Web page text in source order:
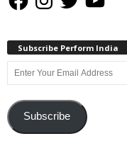
Subscribe Perform India
Enter
Your
AddressSubscribe